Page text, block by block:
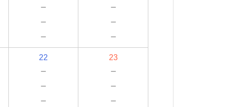
－
－
－
－
－
－
22
－
－
－
23
－
－
－